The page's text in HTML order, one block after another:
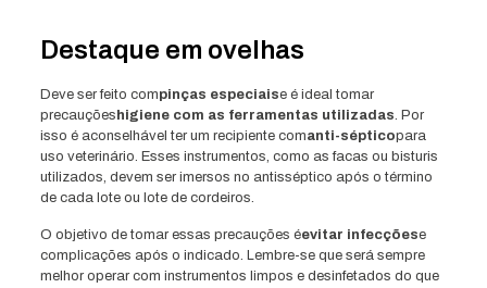
Destaque em ovelhas
Deve ser feito compinças especiaise é ideal tomar
precauções higiene com as ferramentas utilizadas. Por
isso é aconselhável ter um recipiente comanti-sépticopara
uso veterinário. Esses instrumentos, como as facas ou bisturis
utilizados, devem ser imersos no antisséptico após o término
de cada lote ou lote de cordeiros.
O objetivo de tomar essas precauções éevitar infecçõese
complicações após o indicado. Lembre-se que será sempre
melhor operar com instrumentos limpos e desinfetados do que